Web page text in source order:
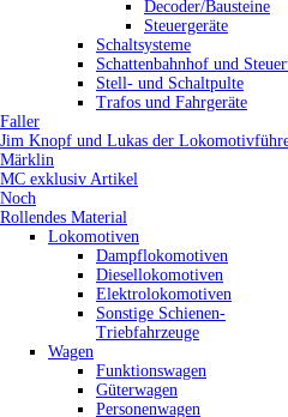
Decoder/Bausteine
Steuergeräte
Schaltsysteme
Schattenbahnhof und
Stell- und Schaltpulte
Trafos und Fahrgeräte
Faller
Jim Knopf und Lukas der
Märklin
MC exklusiv Artikel
Noch
Rollendes Material
Lokomotiven
Dampflokomotiven
Diesellokomotiven
Elektrolokomotiven
Sonstige Schienen-
Triebfahrzeuge
Wagen
Funktionswagen
Güterwagen
Personenwagen